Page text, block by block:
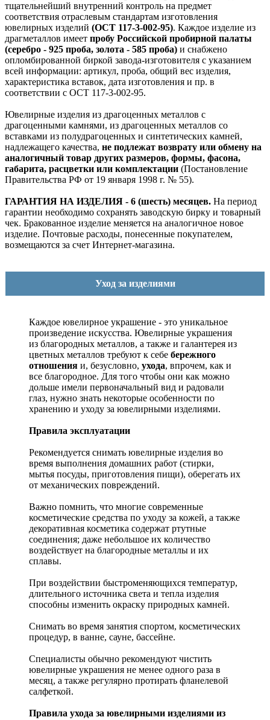
тщательнейший внутренний контроль на предмет
соответствия отраслевым стандартам изготовления
ювелирных изделий (ОСТ 117-3-002-95). Каждое изделие из
драгметаллов имеет пробу Российской пробирной палаты
(серебро - 925 проба, золота - 585 проба) и снабжено
опломбированной биркой завода-изготовителя с указанием
всей информации: артикул, проба, общий вес изделия,
характеристика вставок, дата изготовления и пр. в
соответствии с ОСТ 117-3-002-95.
Ювелирные изделия из драгоценных металлов с
драгоценными камнями, из драгоценных металлов со
вставками из полудрагоценных и синтетических камней,
надлежащего качества, не подлежат возврату или обмену на
аналогичный товар других размеров, формы, фасона,
габарита, расцветки или комплектации (Постановление
Правительства РФ от 19 января 1998 г. № 55).
ГАРАНТИЯ НА ИЗДЕЛИЯ - 6 (шесть) месяцев. На период
гарантии необходимо сохранять заводскую бирку и товарный
чек. Бракованное изделие меняется на аналогичное новое
изделие. Почтовые расходы, понесенные покупателем,
возмещаются за счет Интернет-магазина.
Уход за изделиями
Каждое ювелирное украшение - это уникальное
произведение искусства. Ювелирные украшения
из благородных металлов, а также и галантерея из
цветных металлов требуют к себе бережного
отношения и, безусловно, ухода, впрочем, как и
все благородное. Для того чтобы они как можно
дольше имели первоначальный вид и радовали
глаз, нужно знать некоторые особенности по
хранению и уходу за ювелирными изделиями.
Правила эксплуатации
Рекомендуется снимать ювелирные изделия во
время выполнения домашних работ (стирки,
мытья посуды, приготовления пищи), оберегать их
от механических повреждений.
Важно помнить, что многие современные
косметические средства по уходу за кожей, а также
декоративная косметика содержат ртутные
соединения; даже небольшое их количество
воздействует на благородные металлы и их
сплавы.
При воздействии быстроменяющихся температур,
длительного источника света и тепла изделия
способны изменить окраску природных камней.
Снимать во время занятия спортом, косметических
процедур, в ванне, сауне, бассейне.
Специалисты обычно рекомендуют чистить
ювелирные украшения не менее одного раза в
месяц, а также регулярно протирать фланелевой
салфеткой.
Правила ухода за ювелирными изделиями из